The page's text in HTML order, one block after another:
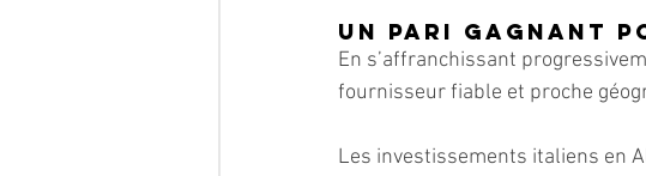
Un pari gagnant
En s’affranchissant
fournisseur fiable et proche
Les investissements italiens en